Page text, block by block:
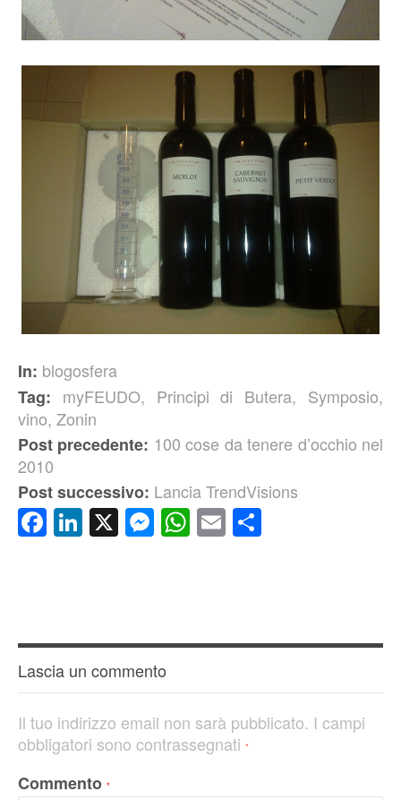
In: blogosfera
Tag: myFEUDO, Principi di Butera, Symposio,
vino, Zonin
Post precedente: 100 cose da tenere d’occhio nel
2010
Post successivo: Lancia TrendVisions
Facebook
LinkedIn
X Messenger
WhatsApp
Email
Lascia un commento
Il tuo indirizzo email non sarà pubblicato. I campi
obbligatori sono contrassegnati *
Commento *